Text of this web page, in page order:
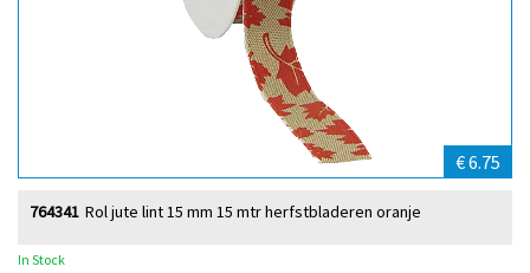
€ 6.75
Rol jute lint 15 mm 15 mtr herfstbladeren oranje
764341
In Stock